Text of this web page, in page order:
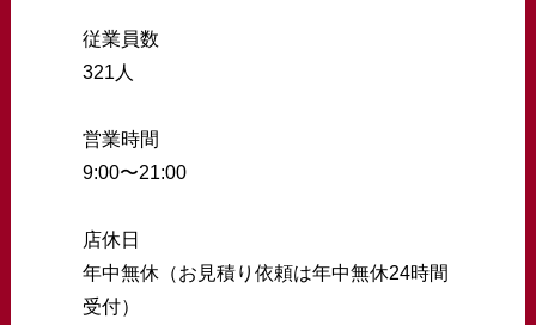
従業員数
321人
営業時間
9:00〜21:00
店休日
年中無休（お見積り依頼は年中無休24時間
受付）